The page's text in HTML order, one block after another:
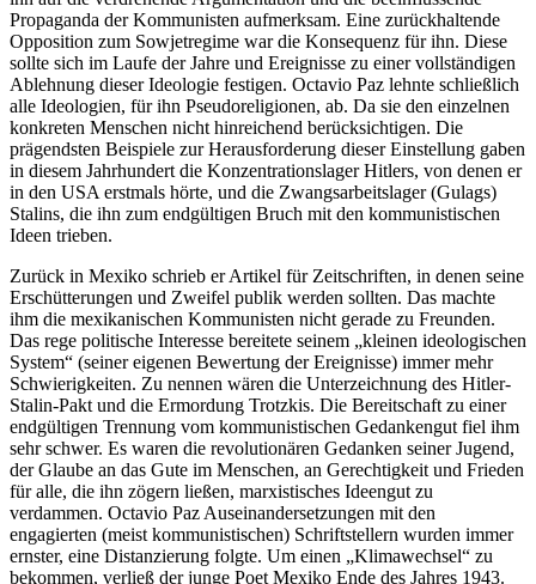
Propaganda der Kommunisten aufmerksam. Eine zurückhaltende
Opposition zum Sowjetregime war die Konsequenz für ihn. Diese
sollte sich im Laufe der Jahre und Ereignisse zu einer vollständigen
Ablehnung dieser Ideologie festigen. Octavio Paz lehnte schließlich
alle Ideologien, für ihn Pseudoreligionen, ab. Da sie den einzelnen
konkreten Menschen nicht hinreichend berücksichtigen. Die
prägendsten Beispiele zur Herausforderung dieser Einstellung gaben
in diesem Jahrhundert die Konzentrationslager Hitlers, von denen er
in den USA erstmals hörte, und die Zwangsarbeitslager (Gulags)
Stalins, die ihn zum endgültigen Bruch mit den kommunistischen
Ideen trieben.
Zurück in Mexiko schrieb er Artikel für Zeitschriften, in denen seine
Erschütterungen und Zweifel publik werden sollten. Das machte
ihm die mexikanischen Kommunisten nicht gerade zu Freunden.
Das rege politische Interesse bereitete seinem „kleinen ideologischen
System“ (seiner eigenen Bewertung der Ereignisse) immer mehr
Schwierigkeiten. Zu nennen wären die Unterzeichnung des Hitler-
Stalin-Pakt und die Ermordung Trotzkis. Die Bereitschaft zu einer
endgültigen Trennung vom kommunistischen Gedankengut fiel ihm
sehr schwer. Es waren die revolutionären Gedanken seiner Jugend,
der Glaube an das Gute im Menschen, an Gerechtigkeit und Frieden
für alle, die ihn zögern ließen, marxistisches Ideengut zu
verdammen. Octavio Paz Auseinandersetzungen mit den
engagierten (meist kommunistischen) Schriftstellern wurden immer
ernster, eine Distanzierung folgte. Um einen „Klimawechsel“ zu
bekommen, verließ der junge Poet Mexiko Ende des Jahres 1943.